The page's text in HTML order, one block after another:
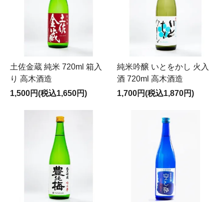
土佐金蔵 純米 720ml 箱入
り 高木酒造
1,500円(税込1,650円)
純米吟醸 いとをかし 火入
酒 720ml 高木酒造
1,700円(税込1,870円)